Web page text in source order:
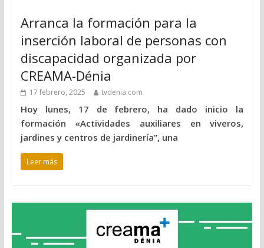
Arranca la formación para la
inserción laboral de personas con
discapacidad organizada por
CREAMA-Dénia
17 febrero, 2025 tvdenia.com
Hoy lunes, 17 de febrero, ha dado inicio la
formación «Actividades auxiliares en viveros,
jardines y centros de jardinería”, una
Leer más